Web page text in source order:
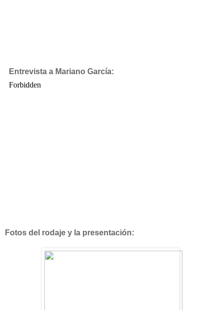
Entrevista a Mariano García:
Fotos del rodaje y la presentación: